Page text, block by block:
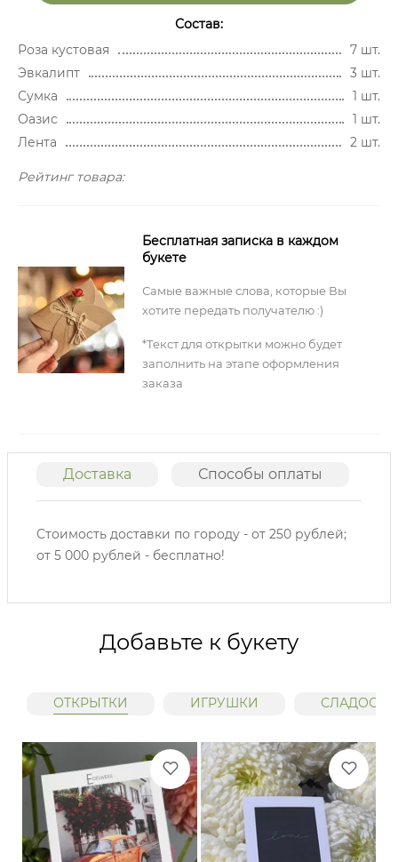
Состав:
Роза кустовая
7 шт.
Эвкалипт
3 шт.
Сумка
1 шт.
Оазис
1 шт.
Лента
2 шт.
Рейтинг товара:
Бесплатная записка в каждом
букете
Самые важные слова, которые Вы
хотите передать получателю :)
*Текст для открытки можно будет
заполнить на этапе оформления
заказа
Доставка Способы оплаты
Стоимость доставки по городу - от 250 рублей;
от 5 000 рублей - бесплатно!
Добавьте к букету
ОТКРЫТКИ ИГРУШКИ СЛАДОСТИ